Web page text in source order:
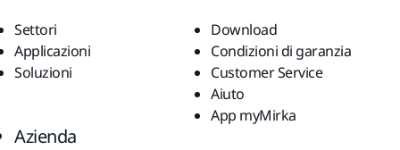
Settori
Applicazioni
Soluzioni
Download
Condizioni di garanzia
Customer Service
Aiuto
App myMirka
Azienda